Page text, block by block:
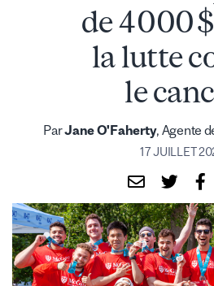
de 4 000
la lutte
le
ParJane O'Faherty, Agente
17 JUILLET